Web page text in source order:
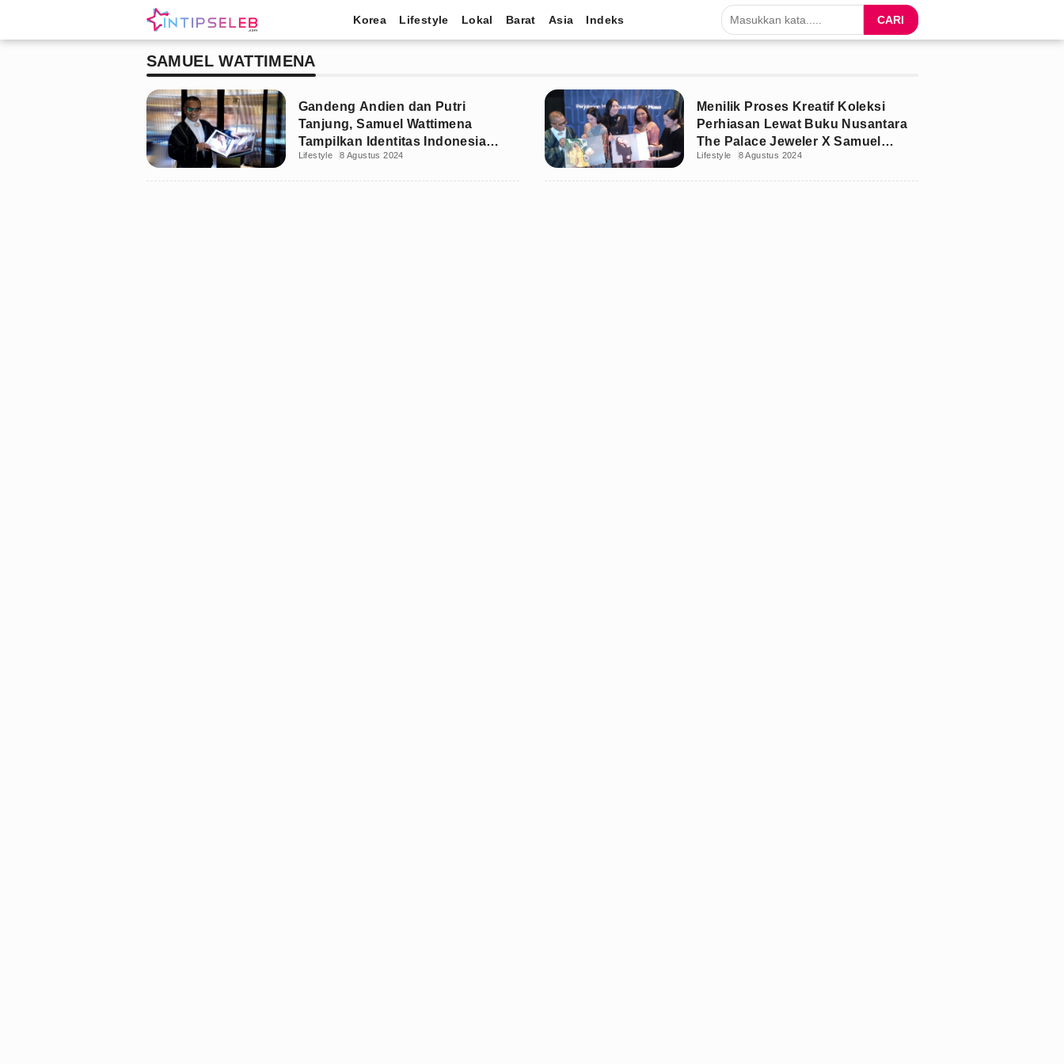
Korea Lifestyle Lokal Barat Asia Indeks CARI
SAMUEL WATTIMENA
Gandeng Andien dan Putri
Tanjung, Samuel Wattimena
Tampilkan Identitas Indonesia
Lewat Nusantara
Lifestyle 8 Agustus 2024
Menilik Proses Kreatif Koleksi
Perhiasan Lewat Buku Nusantara
The Palace Jeweler X Samuel
Wattimena
Lifestyle 8 Agustus 2024